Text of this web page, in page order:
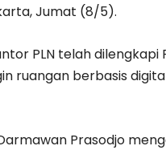
Jumat (8/5).
PLN telah
ruangan berbasis
Prasodjo